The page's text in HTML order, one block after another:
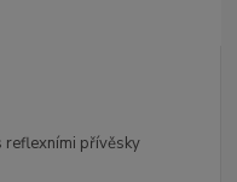
reflexními přívěsky